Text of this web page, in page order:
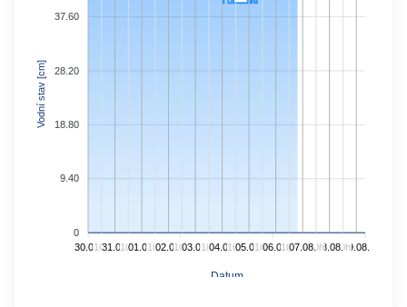
37.60
28.20
18.80
9.40
0
Vodní stav [cm]
Datum
30.07.10h31.07.10h01.08.10h02.08.10h03.08.10h04.08.10h05.08.10h06.08.10h 09.08.
10h
08.08.
10h
07.08.